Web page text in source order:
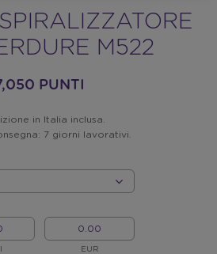
M522
PUNTI
in Italia inclusa.
7 giorni lavorativi.
IL
CREDITO
EUR